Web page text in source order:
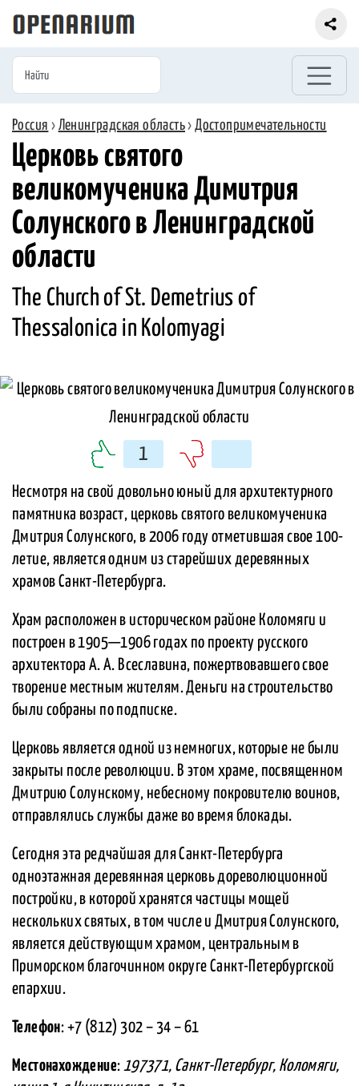
Россия › Ленинградская область›Достопримечательности
Церковь святого
великомученика Димитрия
Солунского в Ленинградской
области
The Church of St. Demetrius of
Thessalonica in Kolomyagi
1
Несмотря на свой довольно юный для архитектурного
памятника возраст, церковь святого великомученика
Дмитрия Солунского, в 2006 году отметившая свое 100-
летие, является одним из старейших деревянных
храмов Санкт-Петербурга.
Храм расположен в историческом районе Коломяги и
построен в 1905—1906 годах по проекту русского
архитектора А. А. Всеславина, пожертвовавшего свое
творение местным жителям. Деньги на строительство
были собраны по подписке.
Церковь является одной из немногих, которые не были
закрыты после революции. В этом храме, посвященном
Дмитрию Солунскому, небесному покровителю воинов,
отправлялись службы даже во время блокады.
Сегодня эта редчайшая для Санкт-Петербурга
одноэтажная деревянная церковь дореволюционной
постройки, в которой хранятся частицы мощей
нескольких святых, в том числе и Дмитрия Солунского,
является действующим храмом, центральным в
Приморском благочинном округе Санкт-Петербургской
епархии.
Телефон: +7 (812) 302 – 34 – 61
Местонахождение: 197371, Санкт-Петербург, Коломяги,